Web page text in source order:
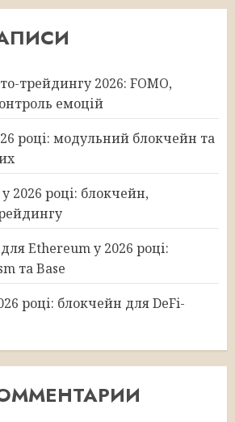
трейдингу 2026: FOMO,
емоцій
році: модульний блокчейн та
2026 році: блокчейн,
Ethereum у 2026 році:
та Base
році: блокчейн для DeFi-